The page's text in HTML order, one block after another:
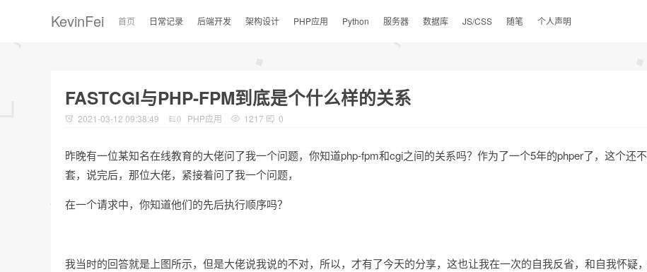
KevinFei 首页 日常记录 后端开发 架构设计 PHP应用 Python 服务器 数据库 JS/CSS 随笔 个人声明
FASTCGI与PHP-FPM到底是个什么样的关系
2021-03-12 09:38:49 0 PHP应用 1217 0
昨晚有一位某知名在线教育的大佬问了我一个问题，你知道php-fpm和cgi之间的关系吗？作为了一个5年的phper了，这个还
套，说完后，那位大佬，紧接着问了我一个问题，
在一个请求中，你知道他们的先后执行顺序吗？
我当时的回答就是上图所示，但是大佬说我说的不对，所以，才有了今天的分享，这也让我在一次的自我反省，和自我怀疑